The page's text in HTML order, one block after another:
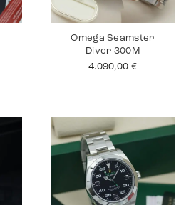
Omega Seamster
Diver 300M
4.090,00 €